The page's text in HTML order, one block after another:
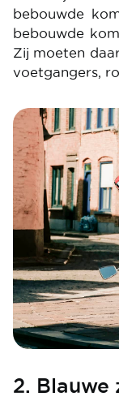
bebouwde
bebouwde
Zij moeten
voetgangers,
Image
2. Blauwe